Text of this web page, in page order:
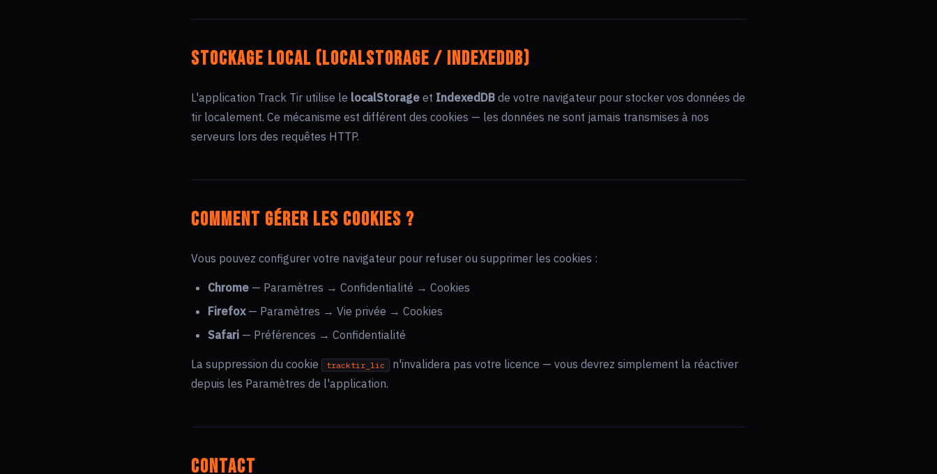
Stockage local (localStorage / IndexedDB)
L'application Track Tir utilise le localStorage et IndexedDB de votre navigateur pour stocker vos données de
tir localement. Ce mécanisme est différent des cookies — les données ne sont jamais transmises à nos
serveurs lors des requêtes HTTP.
Comment gérer les cookies ?
Vous pouvez configurer votre navigateur pour refuser ou supprimer les cookies :
Chrome — Paramètres → Confidentialité → Cookies
Firefox— Paramètres → Vie privée → Cookies
Safari — Préférences → Confidentialité
La suppression du cookie tracktir_lic
n'invalidera pas votre licence — vous devrez simplement la réactiver
depuis les Paramètres de l'application.
Contact